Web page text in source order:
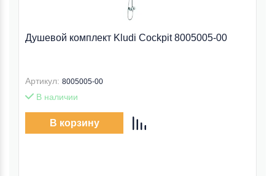
Душевой комплект Kludi Cockpit 8005005-00
Артикул: 8005005-00
В наличии
В корзину